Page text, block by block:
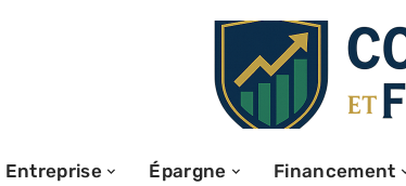
Entreprise Épargne Financement